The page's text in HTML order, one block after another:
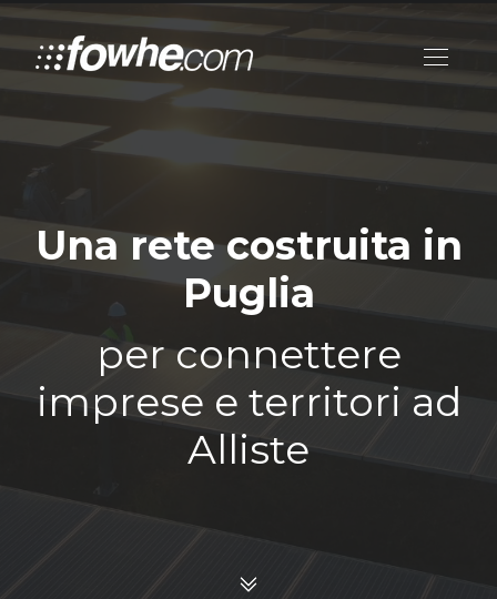
Una rete costruita in
Puglia
per connettere
imprese e territori ad
Alliste